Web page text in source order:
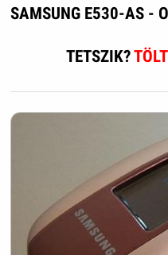
SAMSUNG E530-AS -
TETSZIK?